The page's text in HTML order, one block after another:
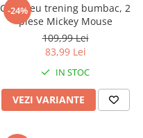
-24%
Compleu trening bumbac, 2
piese Mickey Mouse
109,99 Lei
83,99 Lei
IN STOC
VEZI VARIANTE